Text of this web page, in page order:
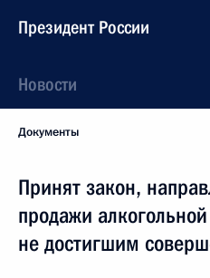
Президент России
Новости
Документы
Принят закон,
продажи
не достигшим